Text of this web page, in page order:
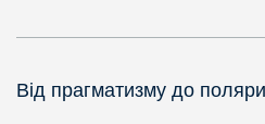
Від прагматизму до